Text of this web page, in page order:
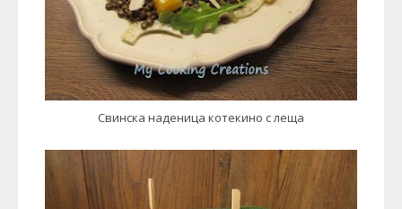
Свинска наденица котекино с леща